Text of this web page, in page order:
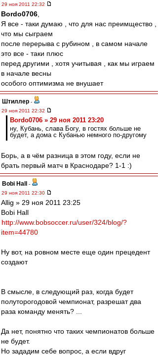
29 ноя 2011 22:32
Bordo0706
Я все - таки думаю , что для нас преимщество ,
что мы сыграем
после перерыва с рубином , в самом начале
это все - таки плюс
перед другими , хотя учитывая , как мы играем
в начале весны
особого оптимизма не внушает
Штиллер -
29 ноя 2011 22:32
Bordo0706 » 29 ноя 2011 23:20
ну, Кубань, слава Богу, в гостях больше не
будет, а дома с Кубанью немного по-другому
Борь, а в чём разница в этом году, если не
брать первый матч в Краснодаре? 1-1 :)
Bobi Hall
-
29 ноя 2011 22:30
Allig » 29 ноя 2011 23:25
Bobi Hall
http://www.bobsoccer.ru/user/324/blog/?
item=44780
Ну вот, на ровном месте еще один прецедент
создают
В смысле, в следующий раз, когда будет
полуторогодовой чемпионат, разрешат два
раза команду менять? ...
Да нет, понятно что таких чемпионатов больше
не будет.
Но зададим себе вопрос, а если вдруг